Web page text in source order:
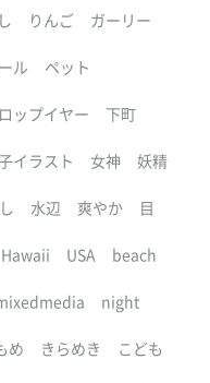
りんご ガーリー
ル ペット
ロップイヤー 下町
イラスト 女神 妖精
水辺 爽やか 目
Hawaii USA beach
night
め きらめき こども